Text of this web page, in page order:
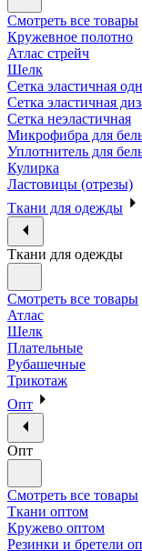
Смотреть все товары
Кружевное полотно
Атлас стрейч
Шелк
Сетка эластичная
Сетка эластичная
Сетка неэластичная
Микрофибра для
Уплотнитель для
Кулирка
Ластовицы (отрезы)
Ткани для одежды
Ткани для одежды
Смотреть все товары
Атлас
Шелк
Плательные
Рубашечные
Трикотаж
Опт
Опт
Смотреть все товары
Ткани оптом
Кружево оптом
Резинки и бретели